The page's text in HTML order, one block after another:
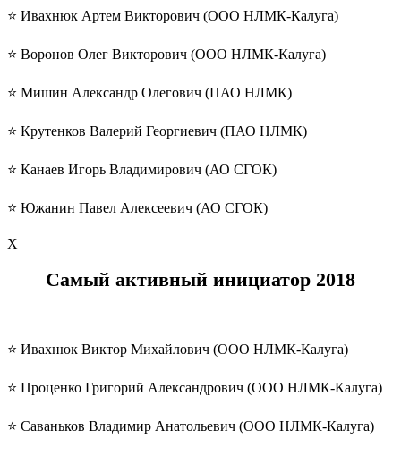
⭐️ Ивахнюк Артем Викторович (ООО НЛМК-Калуга)
⭐️ Воронов Олег Викторович (ООО НЛМК-Калуга)
⭐️ Мишин Александр Олегович (ПАО НЛМК)
⭐️ Крутенков Валерий Георгиевич (ПАО НЛМК)
⭐️ Канаев Игорь Владимирович (АО СГОК)
⭐️ Южанин Павел Алексеевич (АО СГОК)
Х
Самый активный инициатор 2018
⭐️ Ивахнюк Виктор Михайлович (ООО НЛМК-Калуга)
⭐️ Проценко Григорий Александрович (ООО НЛМК-Калуга)
⭐️ Саваньков Владимир Анатольевич (ООО НЛМК-Калуга)